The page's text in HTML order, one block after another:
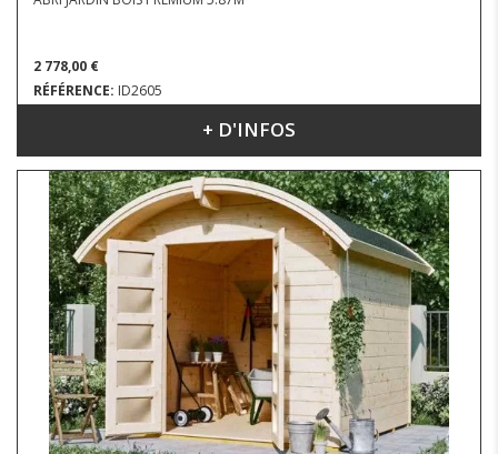
2 778,00 €
RÉFÉRENCE: ID2605
DIMENSIONS : 3.80 X 2.35 M+ D'INFOS